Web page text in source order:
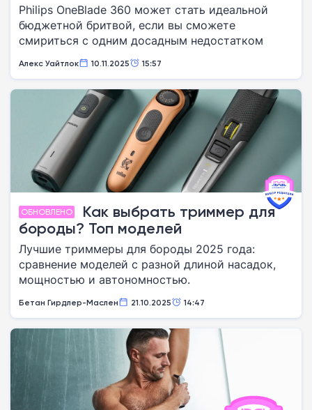
Philips OneBlade 360 может стать идеальной
бюджетной бритвой, если вы сможете
смириться с одним досадным недостатком
Алекс Уайтлок 10.11.2025 15:57
ОБНОВЛЕНО
Как выбрать триммер для
бороды? Топ моделей
Лучшие триммеры для бороды 2025 года:
сравнение моделей с разной длиной насадок,
мощностью и автономностью.
Бетан Гирдлер-Маслен 21.10.2025 14:47